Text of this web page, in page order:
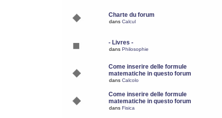
Charte du forum
dans Calcul
- Livres -
dans Philosophie
Come inserire delle formule
matematiche in questo forum
dans Calcolo
Come inserire delle formule
matematiche in questo forum
dans Fisica